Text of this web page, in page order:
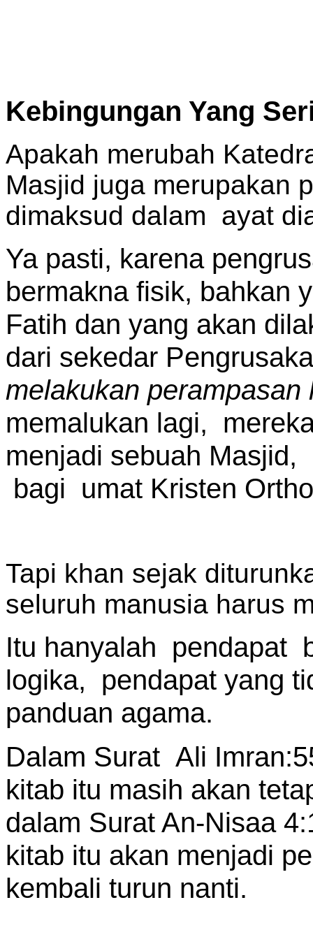
Kebingungan Yang
Apakah merubah
Masjid juga merupakan
dimaksud dalam ayat
Ya pasti, karena
bermakna fisik, bahkan
Fatih dan yang akan
dari sekedar
melakukan perampasan
memalukan lagi,
menjadi sebuah
bagi umat Kristen
Tapi khan sejak
seluruh manusia harus
Itu hanyalah pendapat
logika, pendapat yang
panduan agama.
Dalam Surat Ali
kitab itu masih akan
dalam Surat An-Nisaa
kitab itu akan menjadi
kembali turun nanti.